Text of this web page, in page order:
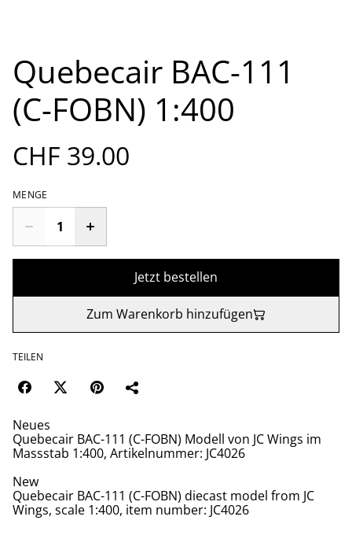
Quebecair BAC-111
(C-FOBN) 1:400
CHF 39.00
MENGE
Jetzt bestellen
Zum Warenkorb hinzufügen
TEILEN
Neues
Quebecair BAC-111 (C-FOBN) Modell von JC Wings im
Massstab 1:400, Artikelnummer: JC4026
New
Quebecair BAC-111 (C-FOBN) diecast model from JC
Wings, scale 1:400, item number: JC4026